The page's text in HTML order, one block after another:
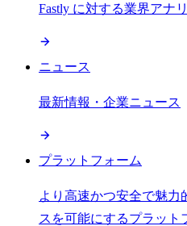
Fastly に対する業界アナ
ニュース
最新情報・企業ニュース
プラットフォーム
より高速かつ安全で魅力
スを可能にするプラット